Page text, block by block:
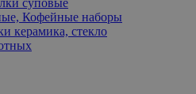
Кофейные наборы
керамика, стекло